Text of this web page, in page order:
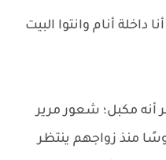
أنام وانتوا البيت
أنه مكبل؛ شعور مرير
منذ زواجهم ينتظر